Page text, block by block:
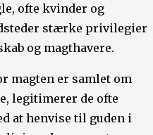
ofte kvinder og
stærke privilegier
og magthavere.
magten er samlet om
legitimerer de ofte
at henvise til guden i